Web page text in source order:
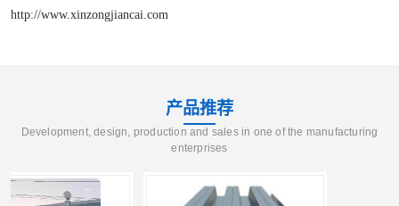
http://www.xinzongjiancai.com
产品推荐
Development, design, production and sales in one of the manufacturing
enterprises